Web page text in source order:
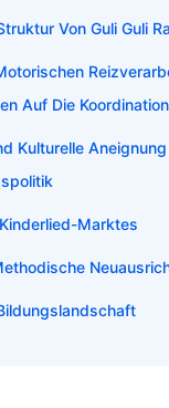
Von Guli Guli
Auf Die Koordination
Kulturelle Aneignung
Marktes